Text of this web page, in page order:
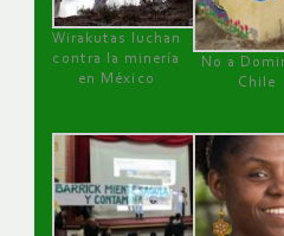
Wirakutas luchan
contra la minería
en México
No a
Chile